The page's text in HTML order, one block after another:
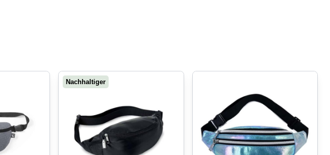
Nachhaltiger